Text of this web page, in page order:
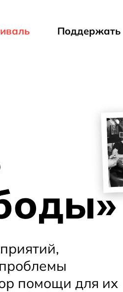
Поддержать
помощи для их